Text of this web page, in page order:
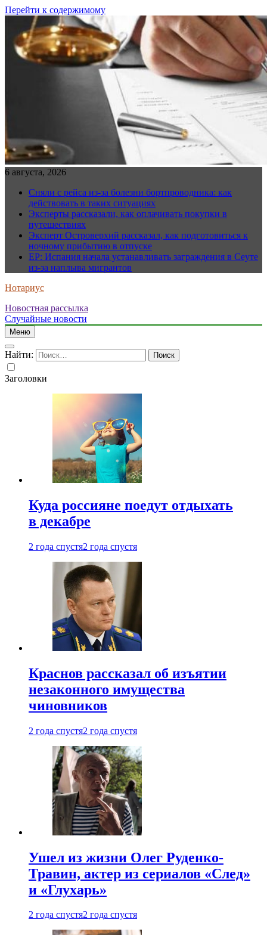
Перейти к содержимому
6 августа, 2026
Сняли с рейса из-за болезни бортпроводника: как
действовать в таких ситуациях
Эксперты рассказали, как оплачивать покупки в
путешествиях
Эксперт Островерхий рассказал, как подготовиться к
ночному прибытию в отпуске
EP: Испания начала устанавливать заграждения в Сеуте
из-за наплыва мигрантов
Нотариус
Новостная рассылка
Случайные новости
Меню
Найти:
Заголовки
Куда россияне поедут отдыхать
в декабре
2 года спустя2 года спустя
Краснов рассказал об изъятии
незаконного имущества
чиновников
2 года спустя2 года спустя
Ушел из жизни Олег Руденко-
Травин, актер из сериалов «След»
и «Глухарь»
2 года спустя2 года спустя